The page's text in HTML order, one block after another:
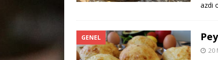
azdi
GENEL
20